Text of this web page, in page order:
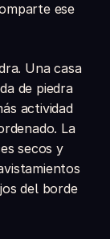
ese
Una casa
de piedra
actividad
La
secos y
del borde